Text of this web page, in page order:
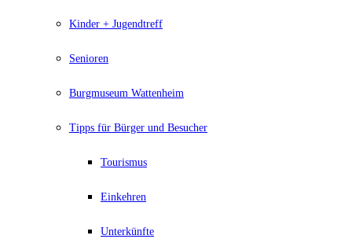
Kinder + Jugendtreff
Senioren
Burgmuseum Wattenheim
Tipps für Bürger und Besucher
Tourismus
Einkehren
Unterkünfte